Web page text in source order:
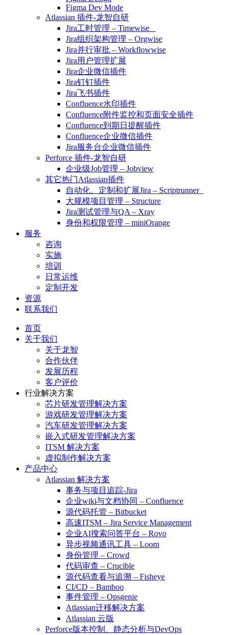
Figma Dev Mode
Atlassian 插件-龙智自研
Jira工时管理 – Timewise
Jira组织架构管理 – Orgwise
Jira并行审批 – Workflowwise
Jira用户管理扩展
Jira企业微信插件
Jira钉钉插件
Jira飞书插件
Confluence水印插件
Confluence附件监控和页面安全插件
Confluence到期日提醒插件
Confluence企业微信插件
Jira服务台企业微信插件
Perforce 插件-龙智自研
企业级Job管理 – Jobview
其它热门Atlassian插件
自动化、定制和扩展Jira – Scriptrunner
大规模项目管理 – Structure
Jira测试管理与QA – Xray
身份和权限管理 – miniOrange
服务
咨询
实施
培训
日常运维
定制开发
资源
联系我们
首页
关于我们
关于龙智
合作伙伴
发展历程
客户评价
行业解决方案
芯片研发管理解决方案
游戏研发管理解决方案
汽车研发管理解决方案
嵌入式研发管理解决方案
ITSM 解决方案
虚拟制作解决方案
产品中心
Atlassian 解决方案
事务与项目追踪-Jira
企业wiki与文档协同 – Confluence
源代码托管 – Bitbucket
高速ITSM – Jira Service Management
企业AI搜索问答平台 – Rovo
异步视频通讯工具 – Loom
身份管理 – Crowd
代码审查 – Crucible
源代码查看与追溯 – Fisheye
CI/CD – Bamboo
事件管理 – Opsgenie
Atlassian迁移解决方案
Atlassian 云版
Perforce版本控制、静态分析与DevOps